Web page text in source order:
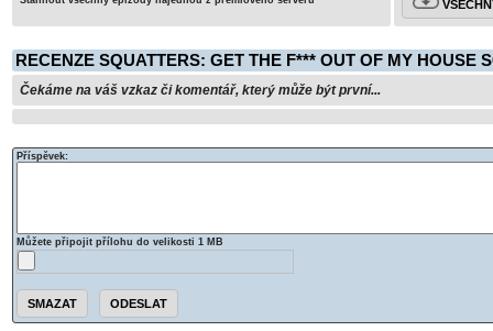
RECENZE SQUATTERS: GET THE F*** OUT OF MY HOUSE
Čekáme na váš vzkaz či komentář, který může být první...
Příspěvek:
Můžete připojit přílohu do velikosti 1 MB